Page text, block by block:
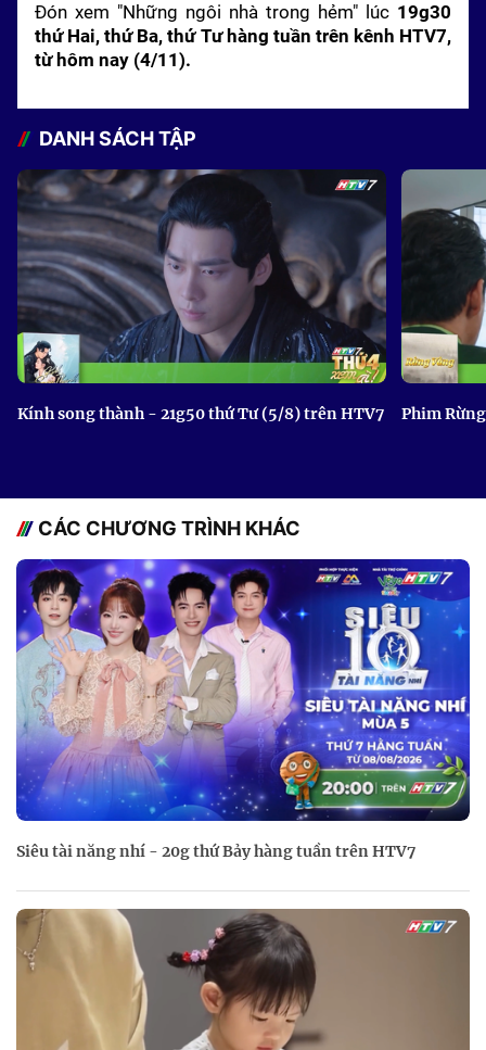
Đón xem "Những ngôi nhà trong hẻm" lúc 19g30
thứ Hai, thứ Ba, thứ Tư hàng tuần trên kênh HTV7,
từ hôm nay (4/11).
DANH SÁCH TẬP
Kính song thành - 21g50 thứ Tư (5/8) trên HTV7 Phim
CÁC CHƯƠNG TRÌNH KHÁC
Siêu tài năng nhí - 20g thứ Bảy hàng tuần trên HTV7